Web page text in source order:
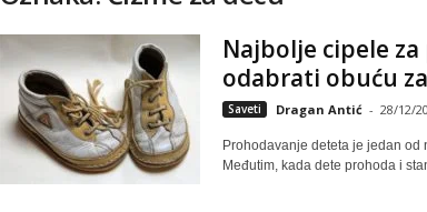
Najbolje cipele
odabrati obuću
Saveti Dragan Antić - 28/12/
Prohodavanje deteta je jedan od
Međutim, kada dete prohoda i